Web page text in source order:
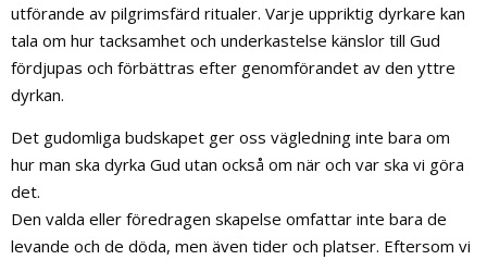
utförande av pilgrimsfärd ritualer. Varje uppriktig dyrkare kan
tala om hur tacksamhet och underkastelse känslor till Gud
fördjupas och förbättras efter genomförandet av den yttre
dyrkan.
Det gudomliga budskapet ger oss vägledning inte bara om
hur man ska dyrka Gud utan också om när och var ska vi göra
det.
Den valda eller föredragen skapelse omfattar inte bara de
levande och de döda, men även tider och platser. Eftersom vi